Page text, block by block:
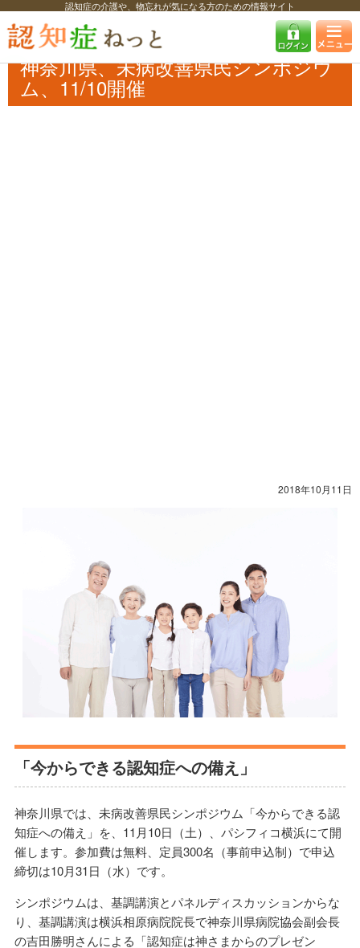
認知症の介護や、物忘れが気になる方のための情報サイト
認知症ねっと 認知症最新ニュース 予防・改善
神奈川県、未病改善県
民シンポジウム、11/10開催
神奈川県、未病改善県民シンポジウ
ム、11/10開催
2018年10月11日
「今からできる認知症への備え」
神奈川県では、未病改善県民シンポジウム「今からできる認
知症への備え」を、11月10日（土）、パシフィコ横浜にて開
催します。参加費は無料、定員300名（事前申込制）で申込
締切は10月31日（水）です。
シンポジウムは、基調講演とパネルディスカッションからな
り、基調講演は横浜相原病院院長で神奈川県病院協会副会長
の吉田勝明さんによる「認知症は神さまからのプレゼン